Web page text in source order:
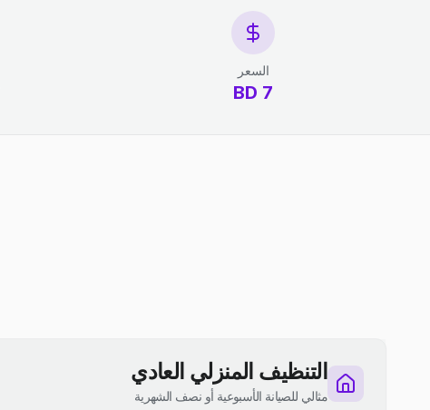
السعر
7 BD
التنظيف المنزلي العادي
مثالي للصيانة الأسبوعية أو نصف الشهرية